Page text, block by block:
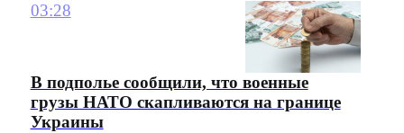
03:28
В подполье сообщили, что военные
грузы НАТО скапливаются на границе
Украины